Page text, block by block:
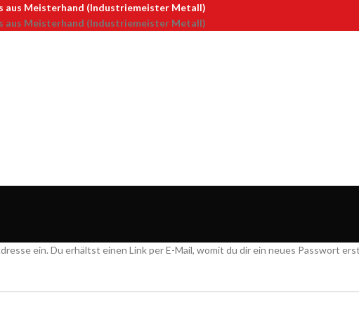
aus Meisterhand (Industriemeister Metall)
aus Meisterhand (Industriemeister Metall)
ein. Du erhältst einen Link per E-Mail, womit du dir ein neues Passwort